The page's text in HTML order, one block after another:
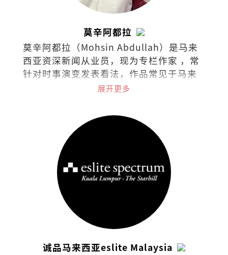
莫辛阿都拉
莫辛阿都拉（Mohsin Abdullah）是马来
西亚资深新闻从业员，现为专栏作家 ，常
针对时事演变发表看法，作品常见于马来
西亚各英文报章与杂志。
展开更多
诚品马来西亚eslite Malaysia